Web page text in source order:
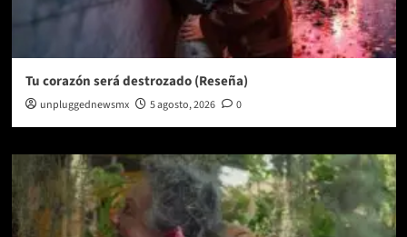
Tu corazón será destrozado (Reseña)
unpluggednewsmx 5 agosto, 2026 0